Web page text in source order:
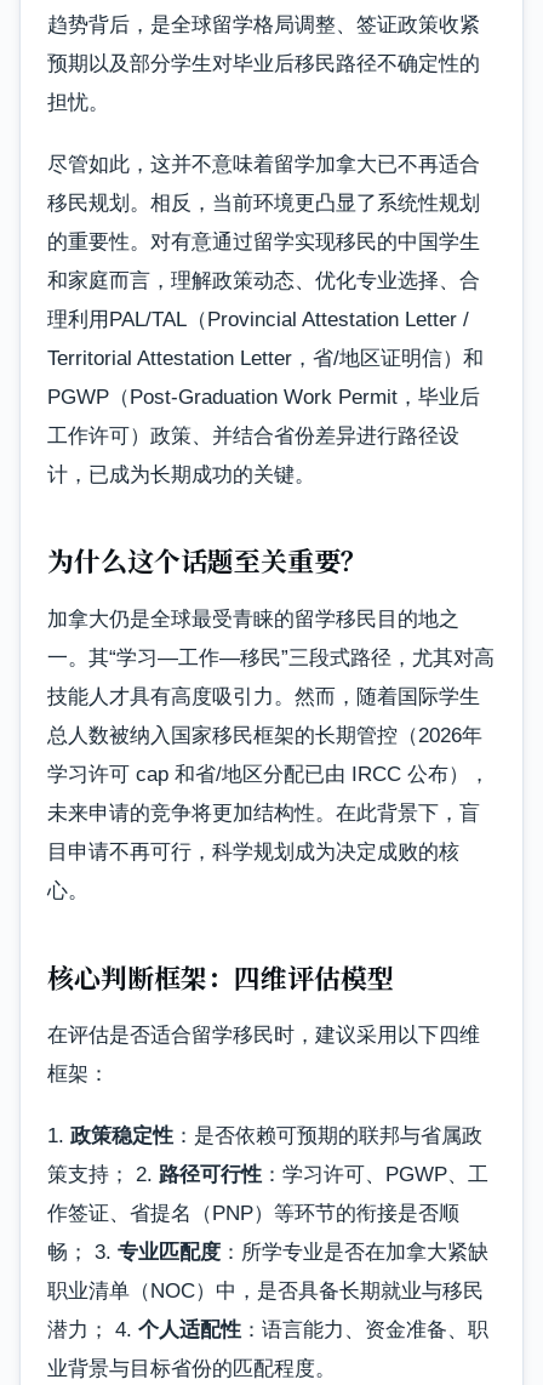
趋势背后，是全球留学格局调整、签证政策收紧
预期以及部分学生对毕业后移民路径不确定性的
担忧。
尽管如此，这并不意味着留学加拿大已不再适合
移民规划。相反，当前环境更凸显了系统性规划
的重要性。对有意通过留学实现移民的中国学生
和家庭而言，理解政策动态、优化专业选择、合
理利用PAL/TAL（Provincial Attestation Letter /
Territorial Attestation Letter，省/地区证明信）和
PGWP（Post-Graduation Work Permit，毕业后
工作许可）政策、并结合省份差异进行路径设
计，已成为长期成功的关键。
为什么这个话题至关重要？
加拿大仍是全球最受青睐的留学移民目的地之
一。其“学习—工作—移民”三段式路径，尤其对高
技能人才具有高度吸引力。然而，随着国际学生
总人数被纳入国家移民框架的长期管控（2026年
学习许可 cap 和省/地区分配已由 IRCC 公布），
未来申请的竞争将更加结构性。在此背景下，盲
目申请不再可行，科学规划成为决定成败的核
心。
核心判断框架：四维评估模型
在评估是否适合留学移民时，建议采用以下四维
框架：
1. 政策稳定性 ：是否依赖可预期的联邦与省属政
策支持； 2. 路径可行性 ：学习许可、PGWP、工
作签证、省提名（PNP）等环节的衔接是否顺
畅； 3. 专业匹配度 ：所学专业是否在加拿大紧缺
职业清单（NOC）中，是否具备长期就业与移民
潜力； 4. 个人适配性 ：语言能力、资金准备、职
业背景与目标省份的匹配程度。